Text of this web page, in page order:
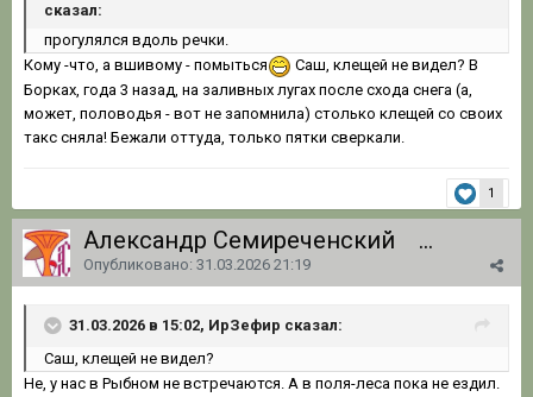
сказал:
прогулялся вдоль речки.
Кому -что, а вшивому - помыться
Саш, клещей не видел? В
Борках, года 3 назад, на заливных лугах после схода снега (а,
может, половодья - вот не запомнила) столько клещей со своих
такс сняла! Бежали оттуда, только пятки сверкали.
1
Александр Семиреченский 1 062
Опубликовано: 31.03.2026 21:19
31.03.2026 в 15:02, ИрЗефир сказал:
Саш, клещей не видел?
Не, у нас в Рыбном не встречаются. А в поля-леса пока не ездил.